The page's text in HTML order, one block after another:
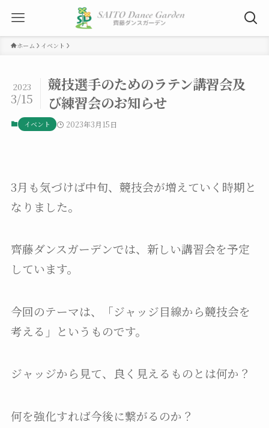
ホーム イベント
競技選手のためのラテン講習会及
び練習会のお知らせ
2023
3/15
イベント 2023年3月15日
3月も気づけば中旬、競技会が増えていく時期と
なりました。
齊藤ダンスガーデンでは、新しい講習会を予定
しています。
今回のテーマは、「ジャッジ目線から競技会を
考える」というものです。
ジャッジから見て、良く見えるものとは何か？
何を強化すれば今後に繋がるのか？